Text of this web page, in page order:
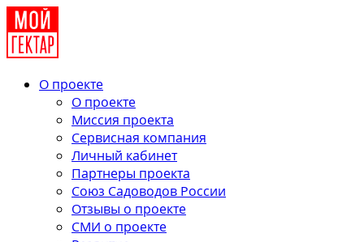
О проекте
О проекте
Миссия проекта
Сервисная компания
Личный кабинет
Партнеры проекта
Союз Садоводов России
Отзывы о проекте
СМИ о проекте